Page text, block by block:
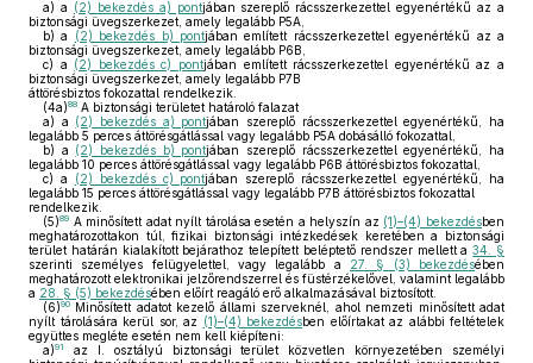
a) a (2) bekezdés a) pontjában szereplő rácsszerkezettel egyenértékű az a
biztonsági üvegszerkezet, amely legalább P5A,
b) a (2) bekezdés b) pontjában említett rácsszerkezettel egyenértékű az a
biztonsági üvegszerkezet, amely legalább P6B,
c) a (2) bekezdés c) pontjában említett rácsszerkezettel egyenértékű az a
biztonsági üvegszerkezet, amely legalább P7B
áttörésbiztos fokozattal rendelkezik.
(4a)88 A biztonsági területet határoló falazat
a) a (2) bekezdés a) pontjában szereplő rácsszerkezettel egyenértékű, ha
legalább 5 perces áttörésgátlással vagy legalább P5A dobásálló fokozattal,
b) a (2) bekezdés b) pontjában szereplő rácsszerkezettel egyenértékű, ha
legalább 10 perces áttörésgátlással vagy legalább P6B áttörésbiztos fokozattal,
c) a (2) bekezdés c) pontjában szereplő rácsszerkezettel egyenértékű, ha
legalább 15 perces áttörésgátlással vagy legalább P7B áttörésbiztos fokozattal
rendelkezik.
(5)89 A minősített adat nyílt tárolása esetén a helyszín az (1)–(4) bekezdésben
meghatározottakon túl, fizikai biztonsági intézkedések keretében a biztonsági
terület határán kialakított bejárathoz telepített beléptető rendszer mellett a34. §
szerinti személyes felügyelettel, vagy legalább a 27. § (3) bekezdésében
meghatározott elektronikai jelzőrendszerrel és füstérzékelővel, valamint legalább
a 28. § (5) bekezdésében előírt reagáló erő alkalmazásával biztosított.
(6)90 Minősített adatot kezelő állami szerveknél, ahol nemzeti minősített adat
nyílt tárolására kerül sor, az (1)–(4) bekezdésben előírtakat az alábbi feltételek
együttes megléte esetén nem kell kiépíteni:
a)91
az I. osztályú biztonsági terület közvetlen környezetében személyi